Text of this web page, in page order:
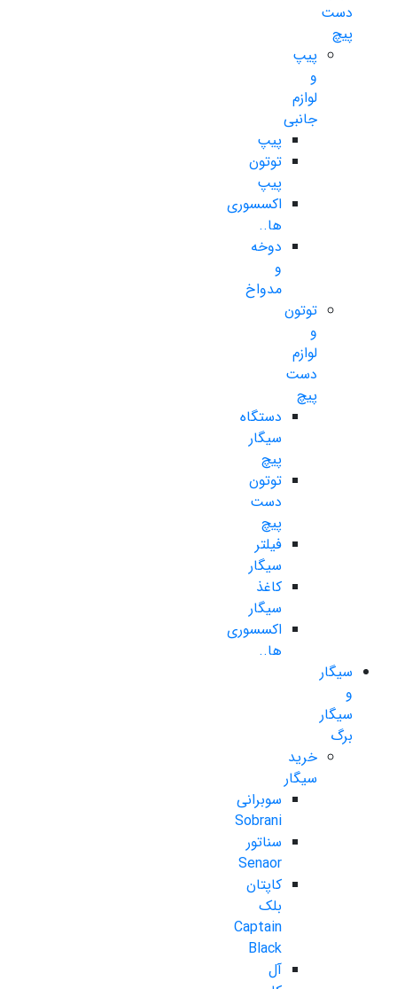
دست
پیچ
پیپ
و
لوازم
جانبی
پیپ
توتون
پیپ
اکسسوری
ها..
دوخه
و
مدواخ
توتون
و
لوازم
دست
پیچ
دستگاه
سیگار
پیچ
توتون
دست
پیچ
فیلتر
سیگار
کاغذ
سیگار
اکسسوری
ها..
سیگار
و
سیگار
برگ
خرید
سیگار
سوبرانی
Sobrani
سناتور
Senaor
کاپتان
بلک
Captain
Black
آل